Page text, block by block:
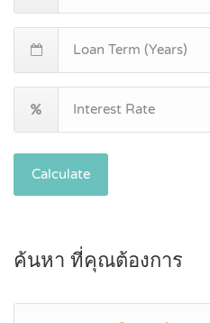
Calculate
ค้นหา ที่คุณต้องการ